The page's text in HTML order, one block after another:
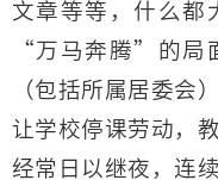
文章等等，什么都
“万马奔腾”的局
（包括所属居委会
让学校停课劳动，
经常日以继夜，连